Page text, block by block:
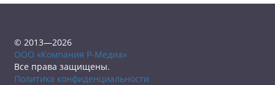
© 2013—2026
ООО «Компания Р-Медиа»
Все права защищены.
Политика конфиденциальности